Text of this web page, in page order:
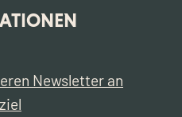
Newsletter an